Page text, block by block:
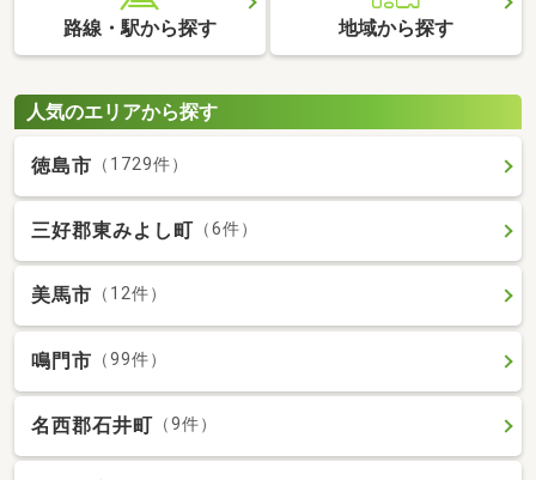
路線・駅から探す 地域から探す
人気のエリアから探す
徳島市 （1729件）
三好郡東みよし町 （6件）
美馬市 （12件）
鳴門市 （99件）
名西郡石井町 （9件）